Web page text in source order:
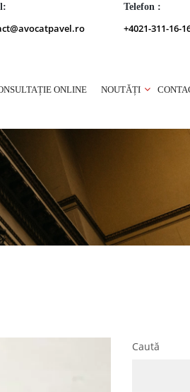
Telefon :
+4021-311-16-
ONLINE NOUTĂȚI
Caută